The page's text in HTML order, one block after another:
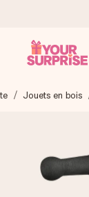
cadeau avec
de +15
Jouets en bois